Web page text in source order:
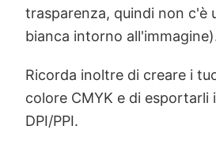
trasparenza, quindi non c'è
bianca intorno
Ricorda inoltre di creare i
colore CMYK e di esportarli
DPI/PPI.